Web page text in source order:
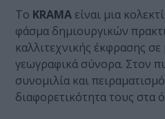
Το KRAMA είναι μια
φάσμα δημιουργικών
καλλιτεχνικής έκφρασης
γεωγραφικά σύνορα. Στον
συνομιλία και
διαφορετικότητα τους στα